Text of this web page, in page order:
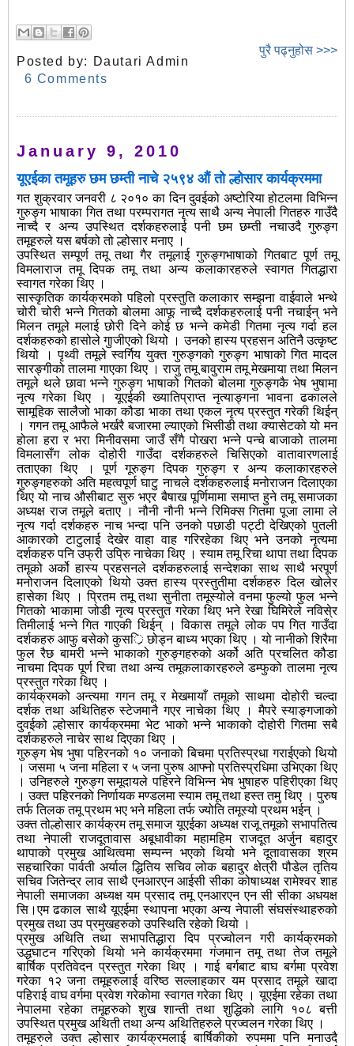
पुरै पढ्नुहोस >>>
Posted by:
Dautari Admin
6 Comments
January 9, 2010
यूएईका तमूहरु छम छम्ती नाचे २५९४ औं तो ल्होसार कार्यक्रममा
गत शुक्रवार जनवरी ८ २०१० का दिन दुवईको अष्टोरिया होटलमा विभिन्न
गुरुङ्ग भाषाका गित तथा परम्परागत नृत्य साथै अन्य नेपाली गितहरु गाउँदै
नाच्दै र अन्य उपस्थित दर्शकहरुलाई पनी छम छम्ती नचाउदै गुरुङ्ग
तमूहरुले यस बर्षको तो ल्होसार मनाए ।
उपस्थित सम्पूर्ण तमू तथा गैर तमूलाई गुरुङ्गभाषाको गितबाट पूर्ण तमू
विमलाराज तमू दिपक तमू तथा अन्य कलाकारहरुले स्वागत गितद्धारा
स्वागत गरेका थिए ।
सास्कृतिक कार्यक्रमको पहिलो प्रस्तुति कलाकार सम्झना वाईवाले भन्थे
चोरी चोरी भन्ने गितको बोलमा आफू नाच्दै दर्शकहरुलाई पनी नचाईन् भने
मिलन तमूले मलाई छोरी दिने कोई छ भन्ने कमेडी गितमा नृत्य गर्दा हल
दर्शकहरुको हासोले गुाजीएको थियो । उनको हास्य प्रहसन अतिनै उत्कृष्ट
थियो । पृथ्वी तमूले स्वर्गिय युक्त गुरुङ्गको गुरुङ्ग भाषाको गित मादल
सारङ्गीको तालमा गाएका थिए । राजु तमू बावुराम तमू मेखमाया तथा मिलन
तमूले थले छावा भन्ने गुरुङ्ग भाषाको गितको बोलमा गुरुङ्गकै भेष भुषामा
नृत्य गरेका थिए । यूएईकी ख्यातिप्राप्त नृत्याङ्गना भावना ढकालले
सामूहिक सालैजो भाका कौडा भाका तथा एकल नृत्य प्रस्तुत गरेकी थिईन्
। गगन तमू आफैले भर्खरै बजारमा ल्याएको भिसीडी तथा क्यासेटको यो मन
होला हरा र भरा मिनीवसमा जाउँ सँगै पोखरा भन्ने पन्चे बाजाको तालमा
विमलासँग लोक दोहोरी गाउँदा दर्शकहरुले चिसिएको वातावारणलाई
तताएका थिए । पूर्ण गूरुङ्ग दिपक गुरुङ्ग र अन्य कलाकारहरुले
गुरुङ्गहरुको अति महत्वपूर्ण घाटु नाचले दर्शकहरुलाई मनोराजन दिलाएका
थिए यो नाच औसीबाट सुरु भएर बैषाख पूर्णिमामा समाप्त हुने तमू समाजका
अध्यक्ष राज तमूले बताए । नौनी नौनी भन्ने रिमिक्स गितमा पूजा लामा ले
नृत्य गर्दा दर्शकहरु नाच भन्दा पनि उनको पछाडी पट्टी देखिएको पुतली
आकारको टाटुलाई देखेर वाहा वाह गरिरहेका थिए भने उनको नृत्यमा
दर्शकहरु पनि उफ्री उपि्रु नाचेका थिए । स्याम तमू रिचा थापा तथा दिपक
तमूको अर्को हास्य प्रहसनले दर्शकहरुलाई सन्देशका साथ साथै भरपूर्ण
मनोराजन दिलाएको थियो उक्त हास्य प्रस्तुतीमा दर्शकहरु दिल खोलेर
हासेका थिए । पि्रतम तमू तथा सुनीता तमूस्योले वनमा फुल्यो फुल भन्ने
गितको भाकामा जोडी नृत्य प्रस्तुत गरेका थिए भने रेखा घिमिरेले नविसे्र
तिमीलाई भन्ने गित गाएकी थिईन् । विकास तमूले लोक पप गित गाउँदा
दर्शकहरु आफु बसेको कुसर्ि छोड्न बाध्य भएका थिए । यो नानीको शिरैमा
फुल रैछ बामरी भन्ने भाकाको गुरुङ्गहरुको अर्को अति प्रचलित कौडा
नाचमा दिपक पूर्ण रिचा तथा अन्य तमूकलाकारहरुले डम्फुको तालमा नृत्य
प्रस्तुत गरेका थिए ।
कार्यक्रमको अन्त्यमा गगन तमू र मेखमायाँ तमूको साथमा दोहोरी चल्दा
दर्शक तथा अथितिहरु स्टेजमानै गएर नाचेका थिए । मैपरे स्याङ्गजाको
दुवईको ल्होसार कार्यक्रममा भेट भाको भन्ने भाकाको दोहोरी गितमा सबै
दर्शकहरुले नाचेर साथ दिएका थिए ।
गुरुङ्ग भेष भुषा पहिरनको १० जनाको बिचमा प्रतिस्प्रधा गराईएको थियो
। जसमा ५ जना महिला र ५ जना पुरुष आफ्नो प्रतिस्प्रधिमा उभिएका थिए
। उनिहरुले गुरुङ्ग समूदायले पहिरने विभिन्न भेष भुषाहरु पहिरीएका थिए
। उक्त पहिरनको निर्णायक मण्डलमा स्याम तमू तथा हस्त तमु थिए । पुरुष
तर्फ तिलक तमू प्रथम भए भने महिला तर्फ ज्योति तमूस्यो प्रथम भईन् ।
उक्त तोल्होसार कार्यक्रम तमू समाज यूएईका अध्यक्ष राजू तमूको सभापतित्व
तथा नेपाली राजदूतावास अबूधावीका महामहिम राजदूत अर्जुन बहादुर
थापाको प्रमुख आथित्वमा सम्पन्न भएको थियो भने दूतावासका श्रम
सहचारिका पार्वती अर्याल द्धितिय सचिव लोक बहादुर क्षेत्री पौडेल तृतिय
सचिव जितेन्द्र लाव साथै एनआरएन आईसी सीका कोषाध्यक्ष रामेश्वर शाह
नेपाली समाजका अध्यक्ष यम प्रसाद तमू एनआरएन एन सी सीका अधयक्ष
सि।एम ढकाल साथै यूएईमा स्थापना भएका अन्य नेपाली संघसंस्थाहरुको
प्रमुख तथा उप प्रमुखहरुको उपस्थिति रहेको थियो ।
प्रमुख अथिति तथा सभापतिद्धारा दिप प्रज्वोलन गरी कार्यक्रमको
उद्धघाटन गरिएको थियो भने कार्यक्रममा गंजमान तमू तथा तेज तमूले
बार्षिक प्रतिवेदन प्रस्तुत गरेका थिए । गाई बर्गबाट बाघ बर्गमा प्रवेश
गरेका १२ जना तमूहरुलाई वरिष्ठ सल्लाहकार यम प्रसाद तमूले खादा
पहिराई वाघ वर्गमा प्रवेश गरेकोमा स्वागत गरेका थिए । यूएईमा रहेका तथा
नेपालमा रहेका तमूहरुको शुख शान्ती तथा शुद्धिको लागि १०८ बत्ती
उपस्थित प्रमुख अथिती तथा अन्य अथितिहरुले प्रज्वलन गरेका थिए ।
तमूहरुले उक्त ल्होसार कार्यक्रमलाई बार्षिकीको रुपममा पनि मनाउदै